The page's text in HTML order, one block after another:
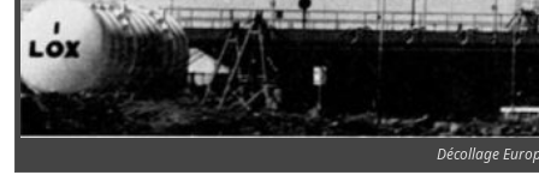
Décollage